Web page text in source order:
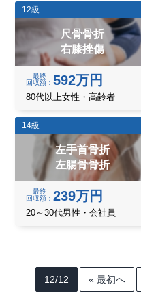
12級
尺骨骨折
右膝挫傷
最終
回収額
592万円
80代以上女性・高齢者
14級
左手首骨折
左腸骨骨折
最終
回収額
239万円
20～30代男性・会社員
12/12 « 最初へ